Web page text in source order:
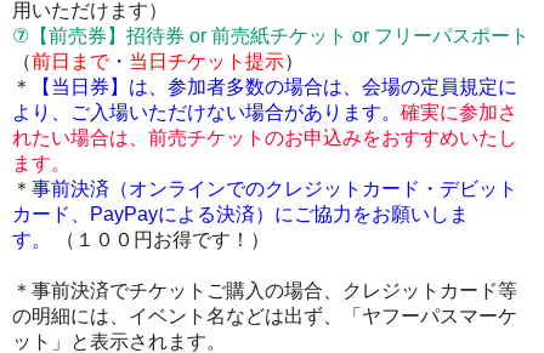
用いただけます）
⑦【前売券】 招待券 or 前売紙チケット or フリーパスポート
（前日まで・ 当日チケット提示）
＊
【当日券】は、 参加者多数の場合は、会場の定員規定に
より、ご入場いただけない場合があります。 確実に参加さ
れたい場合は、前売チケットのお申込みをおすすめいたし
ます。
＊ 事前決済（オンラインでのクレジットカード・デビット
カード、PayPayによる決済）にご協力をお願いしま
す。
（１００円お得です！）
＊事前決済でチケットご購入の場合、クレジットカード等
の明細には、イベント名などは出ず、「ヤフーパスマーケ
ット」と表示されます。